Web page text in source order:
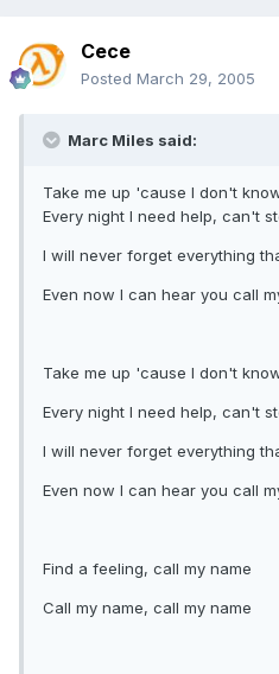
Cece
Posted March 29, 2005
Marc Miles said:
Take me up 'cause I don't
Every night I need help, can't
I will never forget everything
Even now I can hear you call
Take me up 'cause I don't
Every night I need help, can't
I will never forget everything
Even now I can hear you call
Find a feeling, call my name
Call my name, call my name